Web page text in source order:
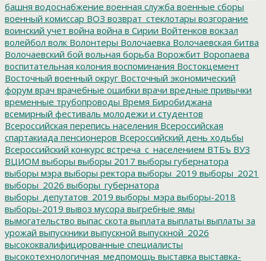
башня водоснабжение военная служба военные сборы
военный комиссар ВОЗ возврат_стеклотары возгорание
воинский учет война война в Сирии Войтенков вокзал
волейбол волк Волонтеры Волочаевка Волочаевская битва
Волочаевский бой вольная борьба Ворожбит Воропаева
воспитательная колония воспоминания Востокцемент
Восточный военный округ Восточный экономический
форум врач врачебные ошибки врачи вредные привычки
временные трубопроводы Время Биробиджана
всемирный фестиваль молодежи и студентов
Всероссийская перепись населения Всероссийская
спартакиада пенсионеров Всероссийский день ходьбы
Всероссийский конкурс встреча_с_населением ВТБъ ВУЗ
ВЦИОМ выборы выборы 2017 выборы губернатора
выборы мэра выборы ректора выборы_2019 выборы_2021
выборы_2026 выборы_губернатора
выборы_депутатов_2019 выборы_мэра выборы-2018
выборы-2019 вывоз мусора выгребные ямы
вымогательство выпас скота выплата выплаты выплаты за
урожай выпускники выпускной выпускной_2026
высококвалифицированные специалисты
высокотехнологичная_медпомощь выставка выставка-